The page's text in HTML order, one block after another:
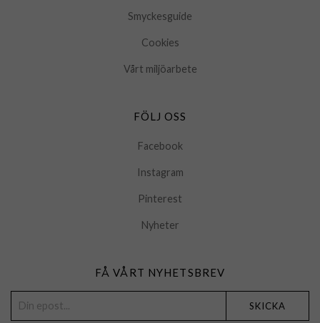
Smyckesguide
Cookies
Vårt miljöarbete
FÖLJ OSS
Facebook
Instagram
Pinterest
Nyheter
FÅ VÅRT NYHETSBREV
SKICKA